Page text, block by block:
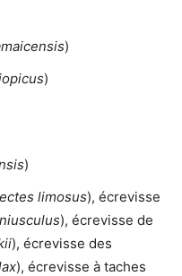
)
)
)
limosus), écrevisse
), écrevisse de
), écrevisse des
), écrevisse à taches